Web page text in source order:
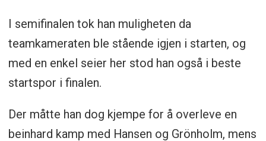
I semifinalen tok han muligheten da
teamkameraten ble stående igjen i starten, og
med en enkel seier her stod han også i beste
startspor i finalen.
Der måtte han dog kjempe for å overleve en
beinhard kamp med Hansen og Grönholm, mens